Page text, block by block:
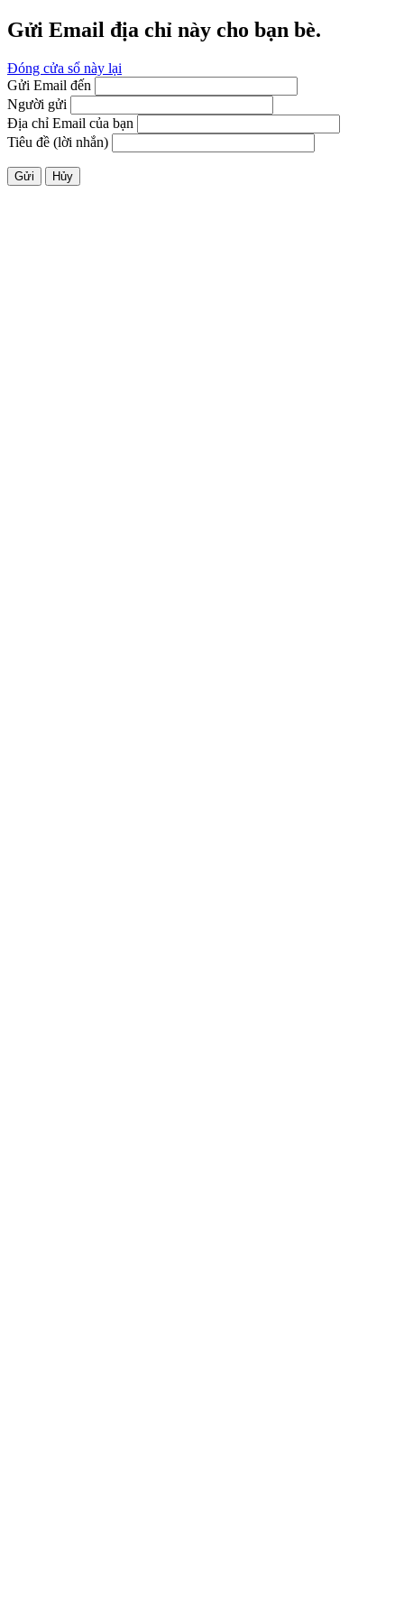
Gửi Email địa chỉ này cho bạn bè.
Đóng cửa sổ này lại
Gửi Email đến
Người gửi
Địa chỉ Email của bạn
Tiêu đề (lời nhắn)
Gửi Hủy